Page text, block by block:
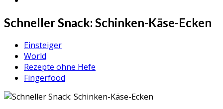
Schneller Snack: Schinken-Käse-Ecken
Einsteiger
World
Rezepte ohne Hefe
Fingerfood